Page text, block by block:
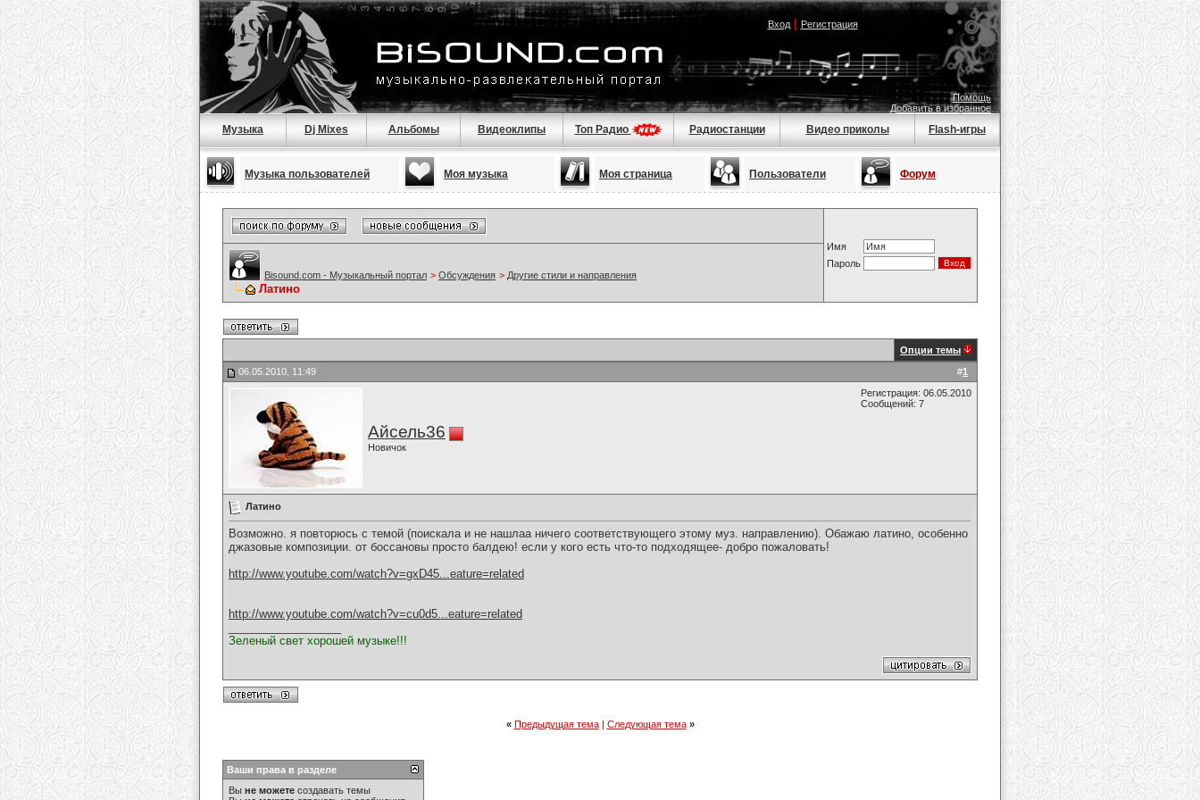
Вход| Регистрация
Помощь
Добавить в избранное
Музыка Dj Mixes Альбомы Видеоклипы Топ Радио Радиостанции Видео приколы Flash-игры
Музыка пользователей Моя музыка Моя страница Пользователи Форум
Имя
Пароль
Bisound.com - Музыкальный портал > Обсуждения > Другие стили и направления
Латино
Опции темы
#1
06.05.2010, 11:49
Айсель36
Новичок
Регистрация: 06.05.2010
Сообщений: 7
Латино
Возможно. я повторюсь с темой (поискала и не нашлаа ничего соответствующего этому муз. направлению). Обажаю латино, особенно
джазовые композиции. от боссановы просто балдею! если у кого есть что-то подходящее- добро пожаловать!
http://www.youtube.com/watch?v=gxD45...eature=related
http://www.youtube.com/watch?v=cu0d5...eature=related
Зеленый свет хорошей музыке!!!
« Предыдущая тема| Следующая тема »
Ваши права в разделе
Вы не можете создавать темы